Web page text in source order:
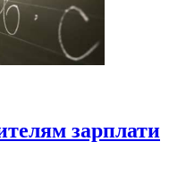
зарплати